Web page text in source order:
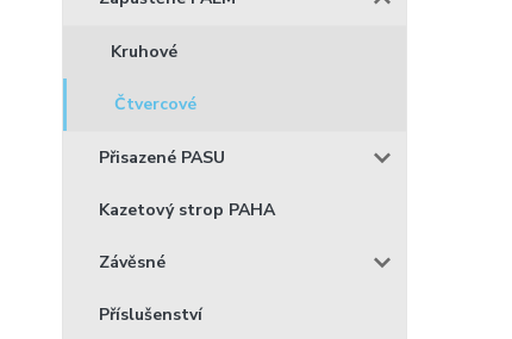
Kruhové
Čtvercové
Přisazené PASU
Kazetový strop PAHA
Závěsné
Příslušenství